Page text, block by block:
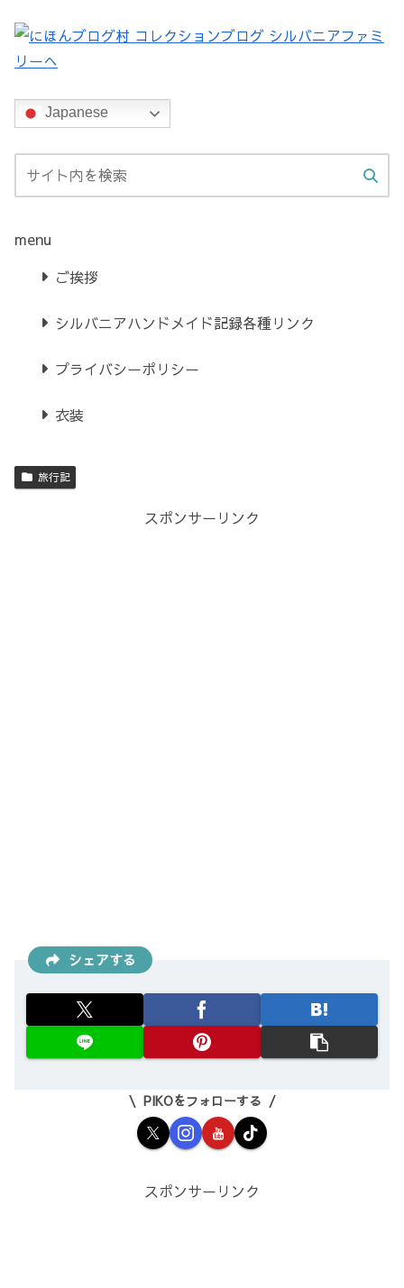
Japanese
menu
ご挨拶
シルバニアハンドメイド記録各種リンク
プライバシーポリシー
衣装
旅行記
スポンサーリンク
シェアする
PIKOをフォローする
スポンサーリンク